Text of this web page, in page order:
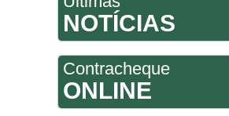
NOTÍCIAS
Contracheque
ONLINE